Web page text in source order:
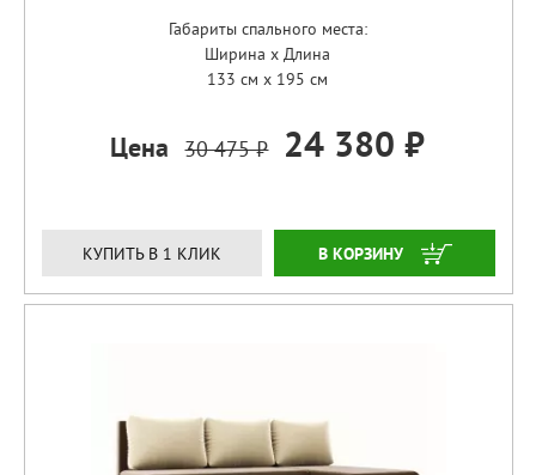
Габариты спального места:
Ширина x Длина
133 см x 195 см
Цена 30 475 ₽ 24 380 ₽
КУПИТЬ В 1 КЛИК ЗАКАЗАТЬ